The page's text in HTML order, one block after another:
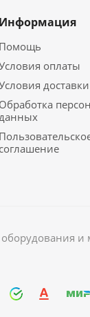
Информация
Помощь
оплаты
доставки
Обработка
соглашение